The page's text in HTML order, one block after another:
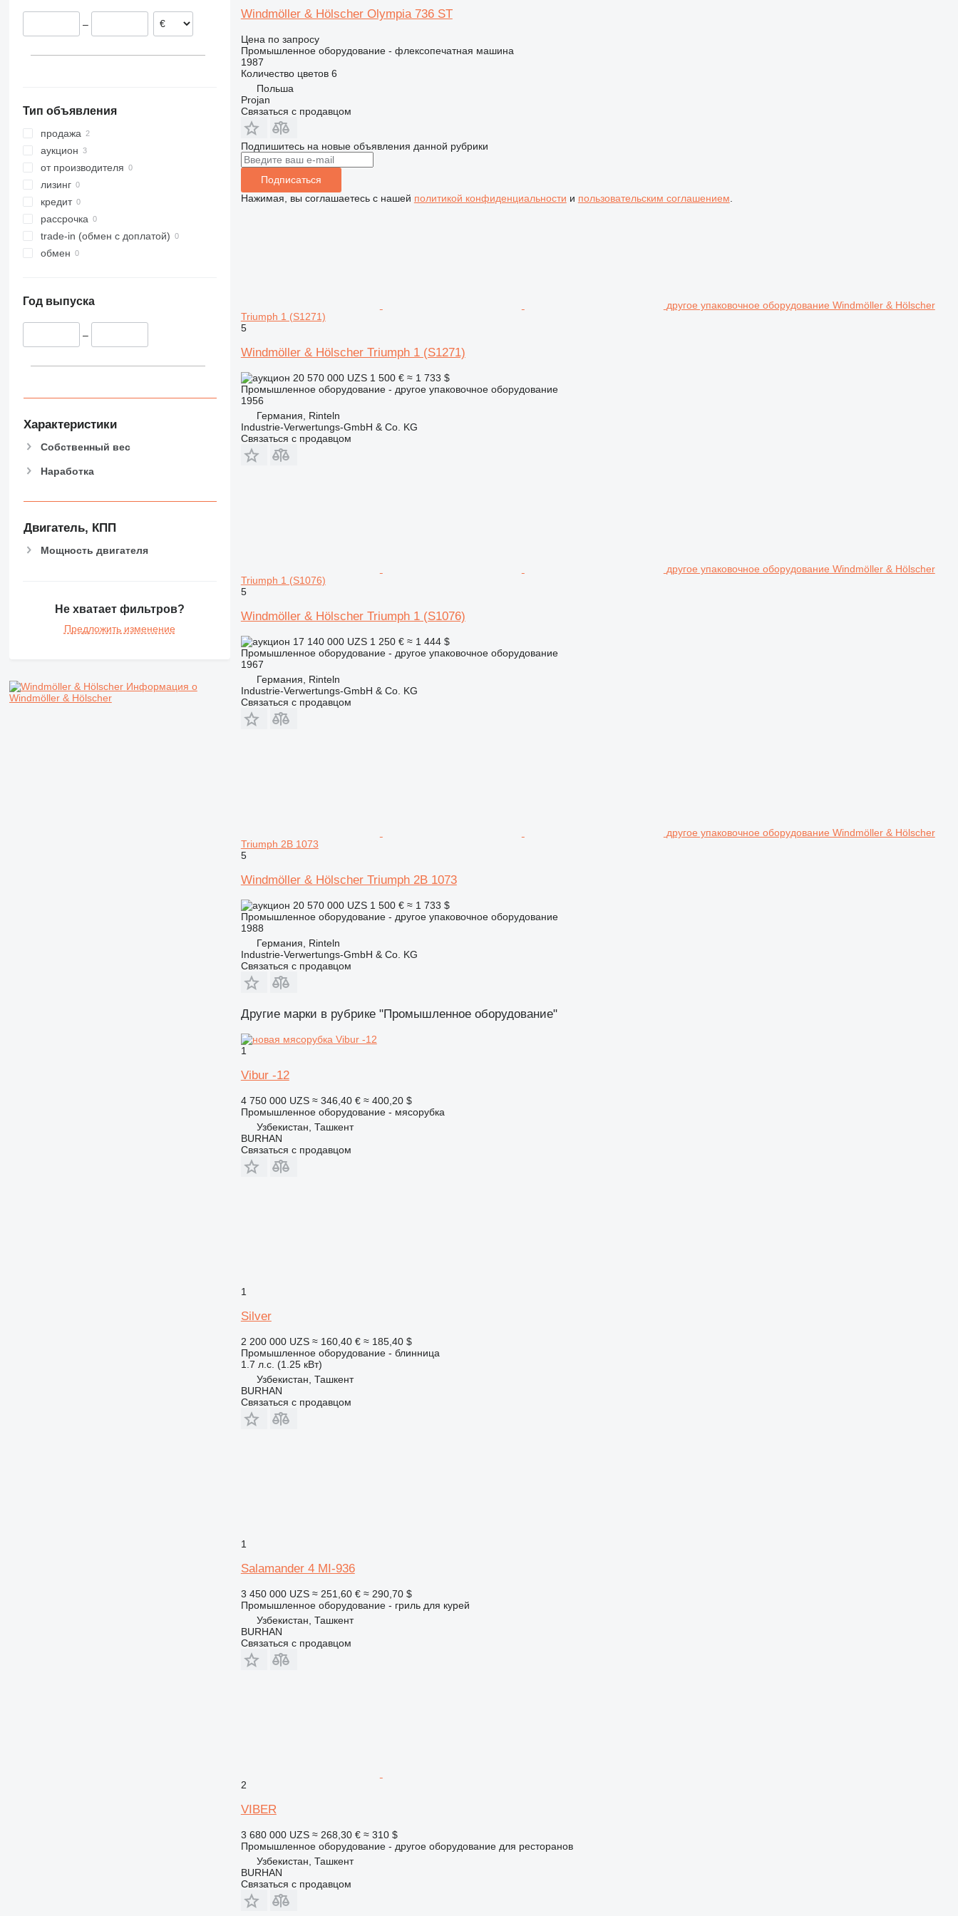
–
Тип объявления
продажа
аукцион
от производителя
лизинг
кредит
рассрочка
trade-in (обмен с доплатой)
обмен
Год выпуска
–
Характеристики
Собственный вес
Наработка
Двигатель, КПП
Мощность двигателя
Не хватает фильтров?
Предложить изменение
Информация о
Windmöller & Hölscher
Windmöller & Hölscher Olympia 736 ST
Цена по запросу
Промышленное оборудование - флексопечатная машина
1987
Количество цветов 6
Польша
Projan
Связаться с продавцом
Подпишитесь на новые объявления данной рубрики
Подписаться
Нажимая, вы соглашаетесь с нашей политикой конфиденциальности и пользовательским соглашением
другое упаковочное оборудование Windmöller & Hölscher
Triumph 1 (S1271)
5
Windmöller & Hölscher Triumph 1 (S1271)
20 570 000 UZS 1 500 € ≈ 1 733 $
Промышленное оборудование - другое упаковочное оборудование
1956
Германия, Rinteln
Industrie-Verwertungs-GmbH & Co. KG
Связаться с продавцом
другое упаковочное оборудование Windmöller & Hölscher
Triumph 1 (S1076)
5
Windmöller & Hölscher Triumph 1 (S1076)
17 140 000 UZS 1 250 € ≈ 1 444 $
Промышленное оборудование - другое упаковочное оборудование
1967
Германия, Rinteln
Industrie-Verwertungs-GmbH & Co. KG
Связаться с продавцом
другое упаковочное оборудование Windmöller & Hölscher
Triumph 2B 1073
5
Windmöller & Hölscher Triumph 2B 1073
20 570 000 UZS 1 500 € ≈ 1 733 $
Промышленное оборудование - другое упаковочное оборудование
1988
Германия, Rinteln
Industrie-Verwertungs-GmbH & Co. KG
Связаться с продавцом
Другие марки в рубрике "Промышленное оборудование"
1
Vibur -12
4 750 000 UZS ≈ 346,40 € ≈ 400,20 $
Промышленное оборудование - мясорубка
Узбекистан, Ташкент
BURHAN
Связаться с продавцом
1
Silver
2 200 000 UZS ≈ 160,40 € ≈ 185,40 $
Промышленное оборудование - блинница
1.7 л.с. (1.25 кВт)
Узбекистан, Ташкент
BURHAN
Связаться с продавцом
1
Salamander 4 MI-936
3 450 000 UZS ≈ 251,60 € ≈ 290,70 $
Промышленное оборудование - гриль для курей
Узбекистан, Ташкент
BURHAN
Связаться с продавцом
2
VIBER
3 680 000 UZS ≈ 268,30 € ≈ 310 $
Промышленное оборудование - другое оборудование для ресторанов
Узбекистан, Ташкент
BURHAN
Связаться с продавцом